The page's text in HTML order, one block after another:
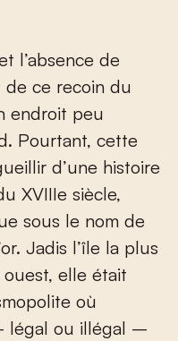
l’absence de
ce recoin du
endroit peu
Pourtant, cette
d’une histoire
XVIIIe siècle,
sous le nom de
Jadis l’île la plus
ouest, elle était
où
légal ou illégal –